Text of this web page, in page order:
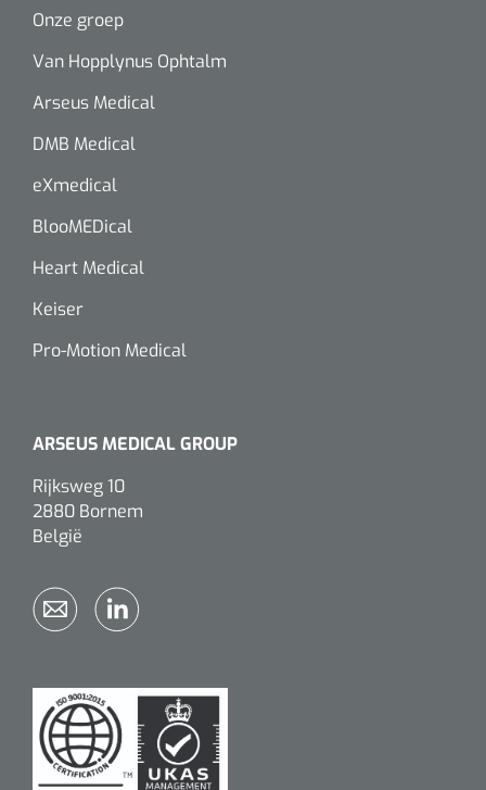
Onze groep
Van Hopplynus Ophtalm
Arseus Medical
DMB Medical
eXmedical
BlooMEDical
Heart Medical
Keiser
Pro-Motion Medical
ARSEUS MEDICAL GROUP
Rijksweg 10
2880 Bornem
België